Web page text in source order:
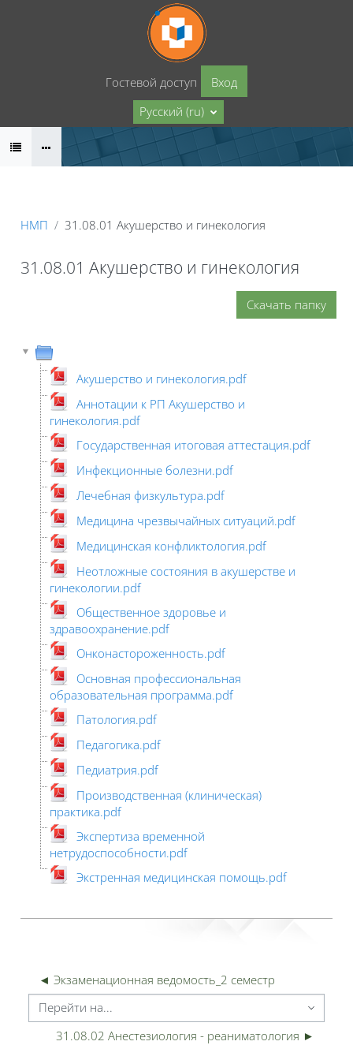
Перейти к основному содержанию
Гостевой доступ
Вход
Русский ‎(ru)‎
НМП 31.08.01 Акушерство и гинекология
31.08.01 Акушерство и гинекология
Скачать папку
Акушерство и гинекология.pdf
Аннотации к РП Акушерство и
гинекология.pdf
Государственная итоговая аттестация.pdf
Инфекционные болезни.pdf
Лечебная физкультура.pdf
Медицина чрезвычайных ситуаций.pdf
Медицинская конфликтология.pdf
Неотложные состояния в акушерстве и
гинекологии.pdf
Общественное здоровье и
здравоохранение.pdf
Онконастороженность.pdf
Основная профессиональная
образовательная программа.pdf
Патология.pdf
Педагогика.pdf
Педиатрия.pdf
Производственная (клиническая)
практика.pdf
Экспертиза временной
нетрудоспособности.pdf
Экстренная медицинская помощь.pdf
◄ Экзаменационная ведомость_2 семестр
на...
31.08.02 Анестезиология - реаниматология ►